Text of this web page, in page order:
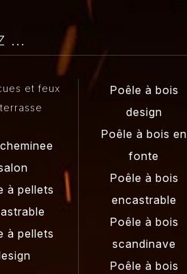
...
et feux
à pellets
à pellets
Poêle à bois
design
Poêle à bois en
fonte
Poêle à bois
encastrable
Poêle à bois
scandinave
Poêle à bois